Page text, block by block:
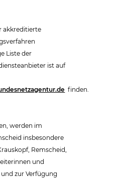
akkreditierte
Liste der
ist auf
finden.
werden im
insbesondere
Remscheid,
und
zur Verfügung